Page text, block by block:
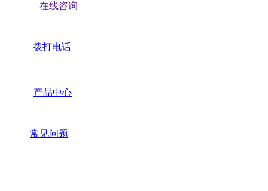
在线咨询
拨打电话
产品中心
常见问题